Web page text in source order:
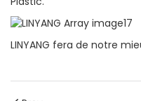
LINYANG fera de notre